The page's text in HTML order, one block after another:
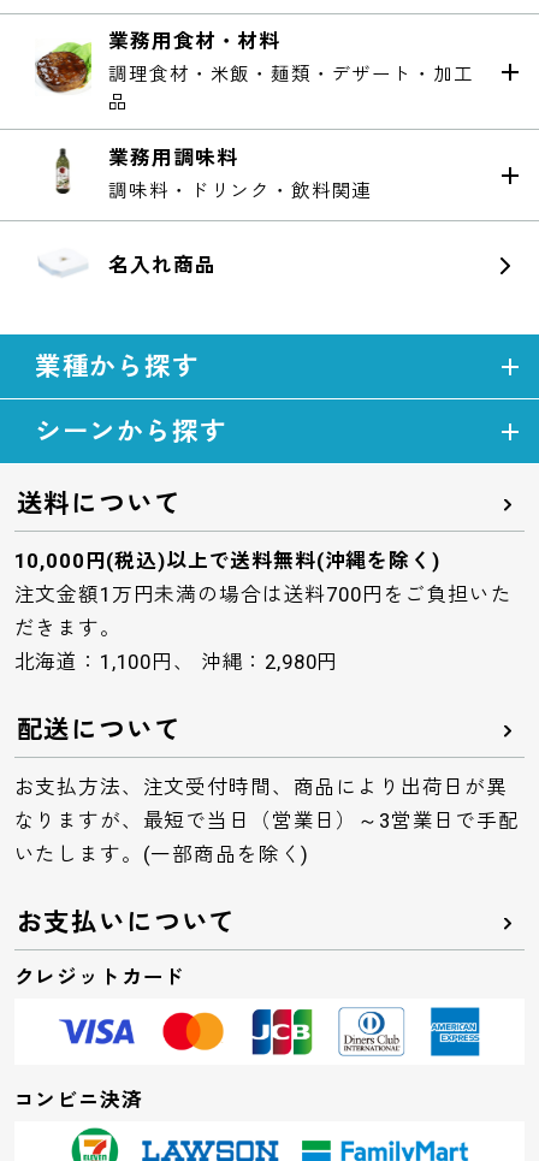
業務用食材・材料
調理食材・米飯・麺類・デザート・加工
品
業務用調味料
調味料・ドリンク・飲料関連
名入れ商品
業種から探す
シーンから探す
送料について
10,000円(税込)以上で送料無料(沖縄を除く)
注文金額1万円未満の場合は送料700円をご負担いた
だきます。
北海道：1,100円、 沖縄：2,980円
配送について
お支払方法、注文受付時間、商品により出荷日が異
なりますが、最短で当日（営業日）～3営業日で手配
いたします。(一部商品を除く)
お支払いについて
クレジットカード
コンビニ決済